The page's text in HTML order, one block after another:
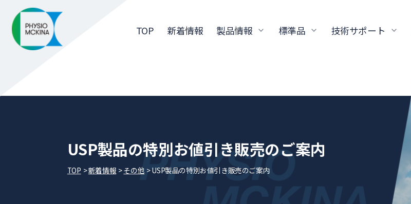
TOP 新着情報 製品情報 標準品 技術サポート
USP製品の特別お値引き販売のご案内
TOP 新着情報 その他 USP製品の特別お値引き販売のご案内